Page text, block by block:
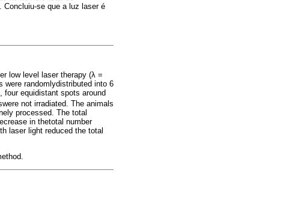
Concluiu-se que a luz laser é
low level laser therapy (λ =
were randomlydistributed into 6
equidistant spots around
not irradiated. The animals
processed. The total
in thetotal number
laser light reduced the total